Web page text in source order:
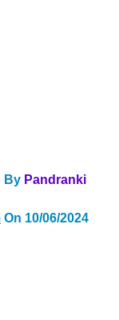
By Pandranki
On 10/06/2024